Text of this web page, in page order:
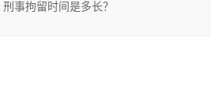
刑事拘留时间是多长？